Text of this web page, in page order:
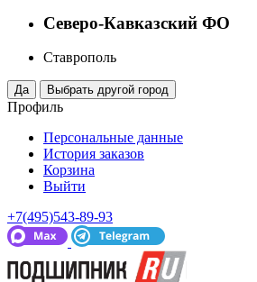
Северо-Кавказский ФО
Ставрополь
Профиль
Персональные данные
История заказов
Корзина
Выйти
+7(495)543-89-93